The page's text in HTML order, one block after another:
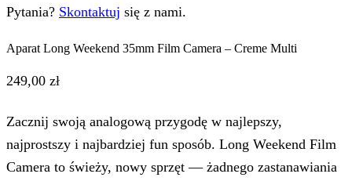
Pytania? Skontaktuj się z nami.
Aparat Long Weekend 35mm Film Camera – Creme Multi
249,00 zł
Zacznij swoją analogową przygodę w najlepszy,
najprostszy i najbardziej fun sposób. Long Weekend Film
Camera to świeży, nowy sprzęt — żadnego zastanawiania